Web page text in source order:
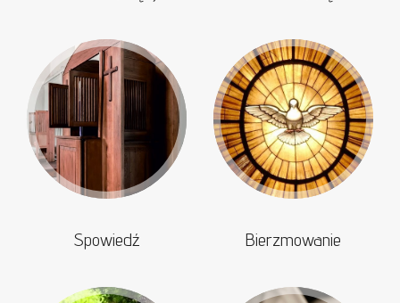
Spowiedź Bierzmowanie